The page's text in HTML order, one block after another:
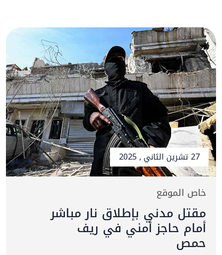
27 تشرين الثاني , 2025
خاص الموقع
مقتل مدني بإطلاق نار مباشر
أمام حاجز أمني في ريف
حمص